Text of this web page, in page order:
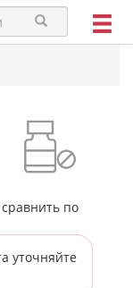
по
уточняйте